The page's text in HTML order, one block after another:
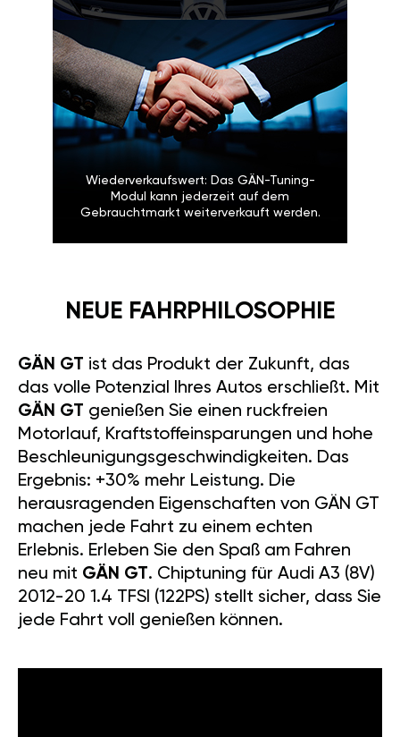
Wiederverkaufswert: Das GÄN-Tuning-
Modul kann jederzeit auf dem
Gebrauchtmarkt weiterverkauft werden.
NEUE FAHRPHILOSOPHIE
GÄN GT ist das Produkt der Zukunft, das
das volle Potenzial Ihres Autos erschließt. Mit
GÄN GT genießen Sie einen ruckfreien
Motorlauf, Kraftstoffeinsparungen und hohe
Beschleunigungsgeschwindigkeiten. Das
Ergebnis: +30% mehr Leistung. Die
herausragenden Eigenschaften von GÄN GT
machen jede Fahrt zu einem echten
Erlebnis. Erleben Sie den Spaß am Fahren
neu mit GÄN GT. Chiptuning für Audi A3 (8V)
2012-20 1.4 TFSI (122PS) stellt sicher, dass Sie
jede Fahrt voll genießen können.